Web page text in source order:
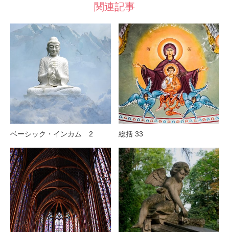
関連記事
ベーシック・インカム 2 総括 33